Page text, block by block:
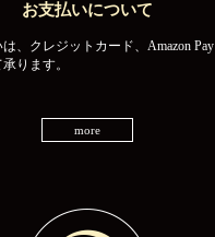
お支払いについて
、クレジットカード、Amazon Pay
ります。
more